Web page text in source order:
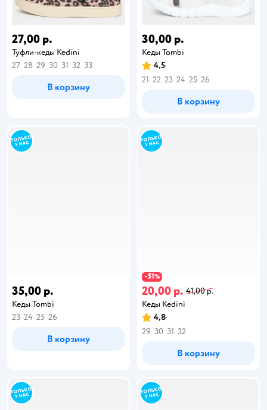
27,00 р.
Туфли-кеды Kedini
27 28 29 30 31 32 33
В корзину
30,00 р.
Кеды Tombi
4,5
21 22 23 24 25 26
В корзину
35,00 р.
Кеды Tombi
23 24 25 26
В корзину
−51%
20,00 р. 41,00 р.
Кеды Kedini
4,8
29 30 31 32
В корзину